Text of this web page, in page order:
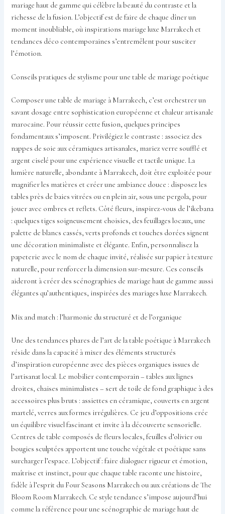
mariage haut de gamme qui célèbre la beauté du contraste et la
richesse de la fusion. L’objectif est de faire de chaque dîner un
moment inoubliable, où inspirations mariage luxe Marrakech et
tendances déco contemporaines s’entremêlent pour susciter
l’émotion.
Conseils pratiques de stylisme pour une table de mariage poétique
Composer une table de mariage à Marrakech, c’est orchestrer un
savant dosage entre sophistication européenne et chaleur artisanale
marocaine. Pour réussir cette fusion, quelques principes
fondamentaux s’imposent. Privilégiez le contraste : associez des
nappes de soie aux céramiques artisanales, mariez verre soufflé et
argent ciselé pour une expérience visuelle et tactile unique. La
lumière naturelle, abondante à Marrakech, doit être exploitée pour
magnifier les matières et créer une ambiance douce : disposez les
tables près de baies vitrées ou en plein air, sous une pergola, pour
jouer avec ombres et reflets. Côté fleurs, inspirez-vous de l’ikebana
: quelques tiges soigneusement choisies, des feuillages locaux, une
palette de blancs cassés, verts profonds et touches dorées signent
une décoration minimaliste et élégante. Enfin, personnalisez la
papeterie avec le nom de chaque invité, réalisée sur papier à texture
naturelle, pour renforcer la dimension sur-mesure. Ces conseils
aideront à créer des scénographies de mariage haut de gamme aussi
élégantes qu’authentiques, inspirées des mariages luxe Marrakech.
Mix and match : l’harmonie du structuré et de l’organique
Une des tendances phares de l’art de la table poétique à Marrakech
réside dans la capacité à mixer des éléments structurés
d’inspiration européenne avec des pièces organiques issues de
l’artisanat local. Le mobilier contemporain – tables aux lignes
droites, chaises minimalistes – sert de toile de fond graphique à des
accessoires plus bruts : assiettes en céramique, couverts en argent
martelé, verres aux formes irrégulières. Ce jeu d’oppositions crée
un équilibre visuel fascinant et invite à la découverte sensorielle.
Centres de table composés de fleurs locales, feuilles d’olivier ou
bougies sculptées apportent une touche végétale et poétique sans
surcharger l’espace. L’objectif : faire dialoguer rigueur et émotion,
maîtrise et instinct, pour que chaque table raconte une histoire,
fidèle à l’esprit du Four Seasons Marrakech ou aux créations de The
Bloom Room Marrakech. Ce style tendance s’impose aujourd’hui
comme la référence pour une scénographie de mariage haut de